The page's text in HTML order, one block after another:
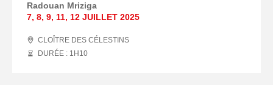
Radouan Mriziga
7, 8, 9, 11, 12 JUILLET 2025
CLOÎTRE DES CÉLESTINS
DURÉE : 1 H 10